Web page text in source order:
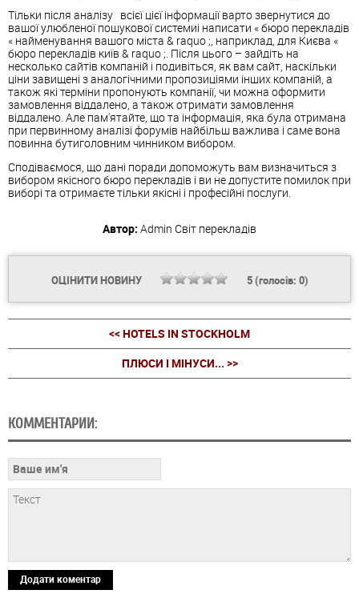
Тільки після аналізу всієї цієї інформації варто звернутися до
вашої улюбленої пошукової системиі написати «бюро перекладів
« найменування вашого міста & raquo ;, наприклад, для Києва «
бюро перекладів київ & raquo ;. Після цього – зайдіть на
несколько сайтів компаній і подивіться, як вам сайт, наскільки
ціни завищені з аналогічними пропозиціями інших компаній, а
також які терміни пропонують компанії, чи можна оформити
замовлення віддалено, а також отримати замовлення
віддалено. Але пам'ятайте, що та інформація, яка була отримана
при первинному аналізі форумів найбільш важлива і саме вона
повинна бутиголовним чинником вибором.
Сподіваємося, що дані поради допоможуть вам визначиться з
вибором якісногобюро перекладів і ви не допустите помилок при
виборі та отримаєте тільки якісні і професійні послуги.
Автор: Admin Світ перекладів
ОЦІНИТИ НОВИНУ 5(голосів: 0)
<< HOTELS IN STOCKHOLM
ПЛЮСИ І МІНУСИ... >>
КОММЕНТАРИИ:
Додати коментар